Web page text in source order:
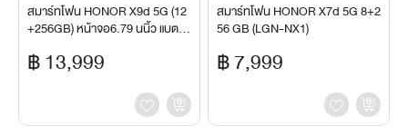
สมาร์ทโฟน HONOR X9d 5G (12
+256GB) หน้าจอ6.79 นนิ้ว แบต83
฿ 13,999
สมาร์ทโฟน HONOR X7d 5G 8+2
56 GB (LGN-NX1)
฿ 7,999